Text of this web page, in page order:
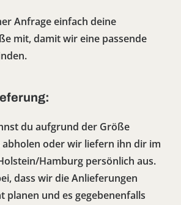
Anfrage einfach deine
mit, damit wir eine passende
du aufgrund der Größe
oder wir liefern ihn dir im
Hamburg persönlich aus.
dass wir die Anlieferungen
planen und es gegebenenfalls